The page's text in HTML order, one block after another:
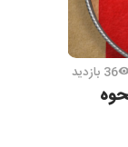
36 بازدید